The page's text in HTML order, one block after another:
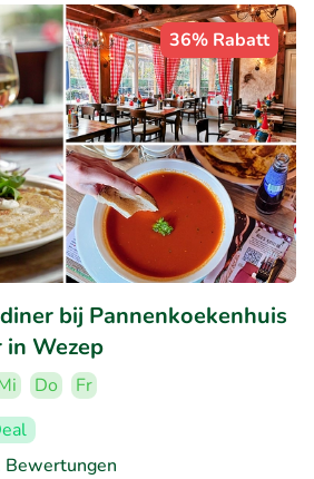
36% Rabatt
bij Pannenkoekenhuis
Wezep
Do
Fr
Bewertungen